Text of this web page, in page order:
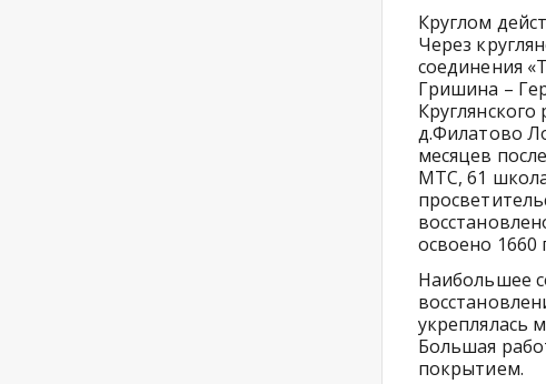
Круглом
Через
соединения
Гришина –
д.Филатово
месяцев
МТС, 61
освоено 1660
Наибольшее
укреплялась
Большая
покрытием.